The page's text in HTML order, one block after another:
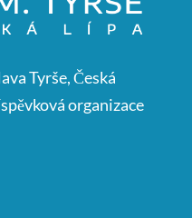
Tyrše, Česká
organizace